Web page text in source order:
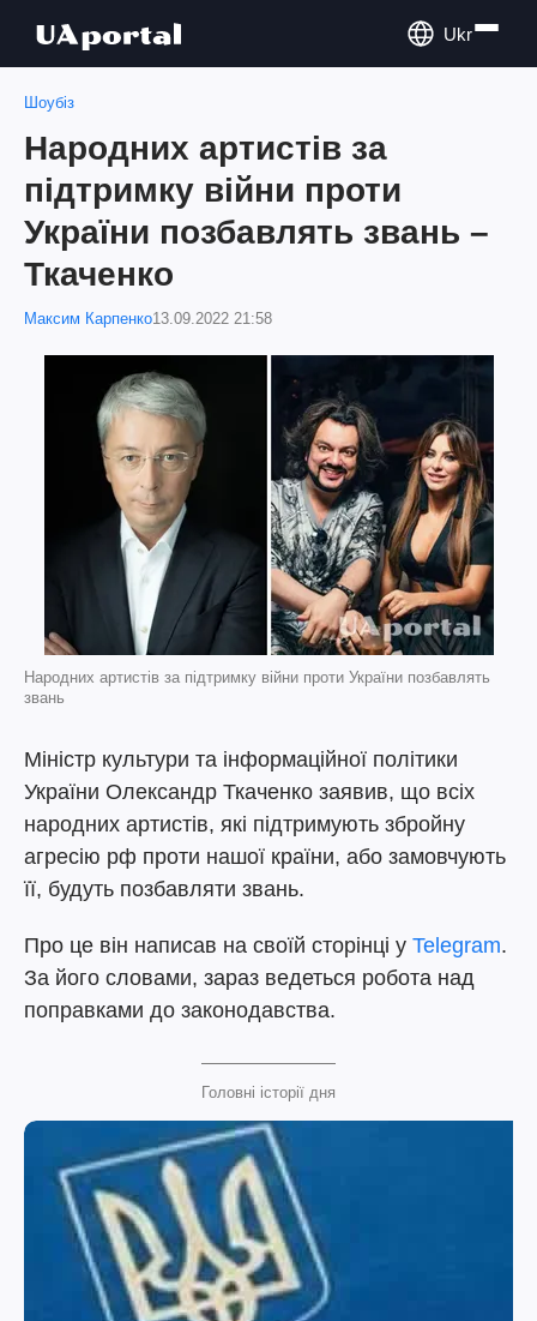
Ukr
Шоубіз
Народних артистів за
підтримку війни проти
України позбавлять звань –
Ткаченко
Максим Карпенко13.09.2022 21:58
Народних артистів за підтримку війни проти України позбавлять
звань
Міністр культури та інформаційної політики
України Олександр Ткаченко заявив, що всіх
народних артистів, які підтримують збройну
агресію рф проти нашої країни, або замовчують
її, будуть позбавляти звань.
Про це він написав на своїй сторінці у Telegram.
За його словами, зараз ведеться робота над
поправками до законодавства.
Головні історії дня